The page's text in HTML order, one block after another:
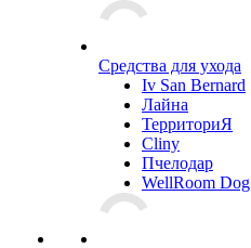
Средства для ухода
Iv San Bernard
Лайна
ТерриториЯ
Cliny
Пчелодар
WellRoom Dog